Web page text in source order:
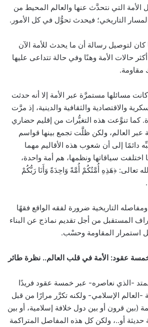
التي نتحدَّث عنها والعالم المحيط من
التاريخي؛ فيحدث تحوُّل في كل الأمور.
كان لتوصيل رسالة أن ما يحدث للأمة الآن
حالات الأمة وهنًا وفي حالة تتداعى عليها
مقاومة.
مسائلها مستمرَّة عبر الأمة إلا أنه حدثت
والاقتصادية والثقافية والدينية، إذ مرَّت
كما تنوَّعت هذه التغيُّرات من إقليم حضاري
عبر العالم، ولكن ظلَّت تجمع بينها قواسم
دائمًا إلى أن شعوب هذه الأقاليم مهما
سياقاتها ونظمها، هم أمة واحدة،
تعالى: ﴿هَذِهِ أُمَّتُكُمْ أُمَّةً وَاحِدَةً وَأَنَا رَبُّكُمْ
التاريخية ضرورة لفقه الواقع فقهًا
المستقبل من أجل تقديم نماذج عن البناء
استمرار المقاومة وحسْب.
عقود: الأمة في قلب العالم.. نظرة طائر
-الذي نعاصره- عبر خمسة عقود فريدًا
-العالم الإسلامي- ولكنه تكرَّر مرارًا من قبل
(بين قرون أو بين دول خلافة إسلامية، أو بين
أو..، ولكن كل هذه المفاصل المتراكمة